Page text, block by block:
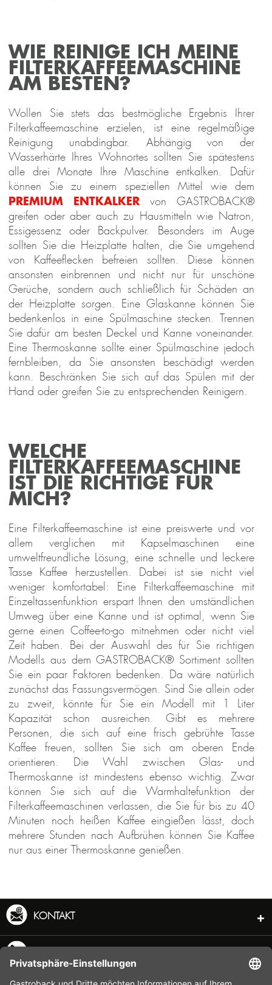
WIE REINIGE ICH MEINE
FILTERKAFFEEMASCHINE
AM BESTEN?
Wollen Sie stets das bestmögliche Ergebnis Ihrer
Filterkaffeemaschine erzielen, ist eine regelmäßige
Reinigung unabdingbar. Abhängig von der
Wasserhärte Ihres Wohnortes sollten Sie spätestens
alle drei Monate Ihre Maschine entkalken. Dafür
können Sie zu einem speziellen Mittel wie dem
PREMIUM ENTKALKERvon GASTROBACK®
greifen oder aber auch zu Hausmitteln wie Natron,
Essigessenz oder Backpulver. Besonders im Auge
sollten Sie die Heizplatte halten, die Sie umgehend
von Kaffeeflecken befreien sollten. Diese können
ansonsten einbrennen und nicht nur für unschöne
Gerüche, sondern auch schließlich für Schäden an
der Heizplatte sorgen. Eine Glaskanne können Sie
bedenkenlos in eine Spülmaschine stecken. Trennen
Sie dafür am besten Deckel und Kanne voneinander.
Eine Thermoskanne sollte einer Spülmaschine jedoch
fernbleiben, da Sie ansonsten beschädigt werden
kann. Beschränken Sie sich auf das Spülen mit der
Hand oder greifen Sie zu entsprechenden Reinigern.
WELCHE
FILTERKAFFEEMASCHINE
IST DIE RICHTIGE FÜR
MICH?
Eine Filterkaffeemaschine ist eine preiswerte und vor
allem verglichen mit Kapselmaschinen eine
umweltfreundliche Lösung, eine schnelle und leckere
Tasse Kaffee herzustellen. Dabei ist sie nicht viel
weniger komfortabel: Eine Filterkaffeemaschine mit
Einzeltassenfunktion erspart Ihnen den umständlichen
Umweg über eine Kanne und ist optimal, wenn Sie
gerne einen Coffee-to-go mitnehmen oder nicht viel
Zeit haben. Bei der Auswahl des für Sie richtigen
Modells aus dem GASTROBACK® Sortiment sollten
Sie ein paar Faktoren bedenken. Da wäre natürlich
zunächst das Fassungsvermögen. Sind Sie allein oder
zu zweit, könnte für Sie ein Modell mit 1 Liter
Kapazität schon ausreichen. Gibt es mehrere
Personen, die sich auf eine frisch gebrühte Tasse
Kaffee freuen, sollten Sie sich am oberen Ende
orientieren. Die Wahl zwischen Glas- und
Thermoskanne ist mindestens ebenso wichtig. Zwar
können Sie sich auf die Warmhaltefunktion der
Filterkaffeemaschinen verlassen, die Sie für bis zu 40
Minuten noch heißen Kaffee eingießen lässt, doch
mehrere Stunden nach Aufbrühen können Sie Kaffee
nur aus einer Thermoskanne genießen.
KONTAKT